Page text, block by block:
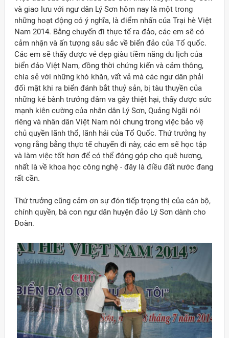
và giao lưu với ngư dân Lý Sơn hôm nay là một trong
những hoạt động có ý nghĩa, là điểm nhấn của Trại hè Việt
Nam 2014. Bằng chuyến đi thực tế ra đảo, các em sẽ có
cảm nhận và ấn tượng sâu sắc về biển đảo của Tổ quốc.
Các em sẽ thấy được vẻ đẹp giàu tiềm năng du lịch của
biển đảo Việt Nam, đồng thời chứng kiến và cảm thông,
chia sẻ với những khó khăn, vất vả mà các ngư dân phải
đối mặt khi ra biển đánh bắt thuỷ sản, bị tàu thuyền của
những kẻ bành trướng đâm va gây thiệt hại, thấy được sức
mạnh kiên cường của nhân dân Lý Sơn, Quảng Ngãi nói
riêng và nhân dân Việt Nam nói chung trong việc bảo vệ
chủ quyền lãnh thổ, lãnh hải của Tổ Quốc. Thứ trưởng hy
vọng rằng bằng thực tế chuyến đi này, các em sẽ học tập
và làm việc tốt hơn để có thể đóng góp cho quê hương,
nhất là về khoa học công nghệ - đây là điều đất nước đang
rất cần.
Thứ trưởng cũng cảm ơn sự đón tiếp trọng thị của cán bộ,
chính quyền, bà con ngư dân huyện đảo Lý Sơn dành cho
Đoàn.